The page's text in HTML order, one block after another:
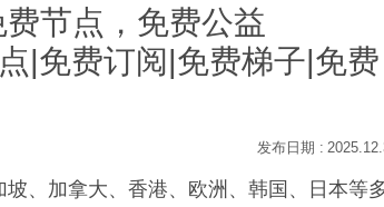
费节点，免费公益
|免费订阅|免费梯子|免费
、加拿大、香港、欧洲、韩国、日本等